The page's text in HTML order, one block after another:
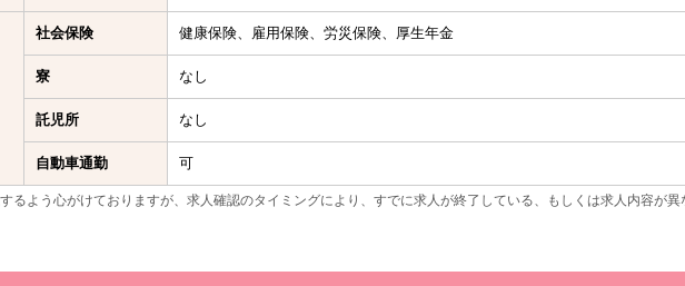
社会保険 健康保険、雇用保険、労災保険、厚生年金
寮 なし
託児所 なし
自動車通勤 可
るよう心がけておりますが、求人確認のタイミングにより、すでに求人が終了している、もしくは求人内容が